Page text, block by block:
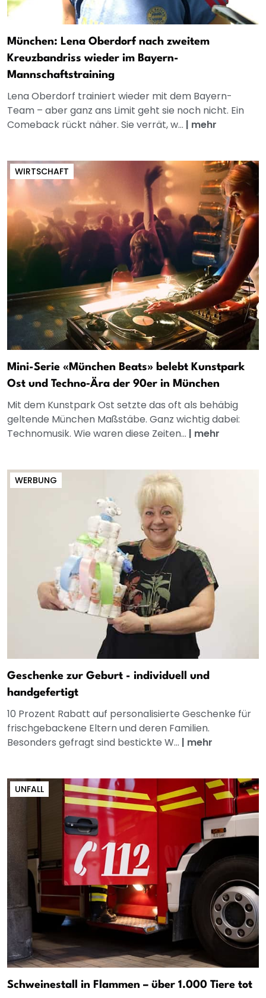
München: Lena Oberdorf nach zweitem
Kreuzbandriss wieder im Bayern-
Mannschaftstraining
Lena Oberdorf trainiert wieder mit dem Bayern-
Team – aber ganz ans Limit geht sie noch nicht. Ein
Comeback rückt näher. Sie verrät, w... | mehr
WIRTSCHAFT
Mini-Serie «München Beats» belebt Kunstpark
Ost und Techno‑Ära der 90er in München
Mit dem Kunstpark Ost setzte das oft als behäbig
geltende München Maßstäbe. Ganz wichtig dabei:
Technomusik. Wie waren diese Zeiten... | mehr
WERBUNG
Geschenke zur Geburt - individuell und
handgefertigt
10 Prozent Rabatt auf personalisierte Geschenke für
frischgebackene Eltern und deren Familien.
Besonders gefragt sind bestickte W... | mehr
UNFALL
Schweinestall in Flammen – über 1.000 Tiere tot